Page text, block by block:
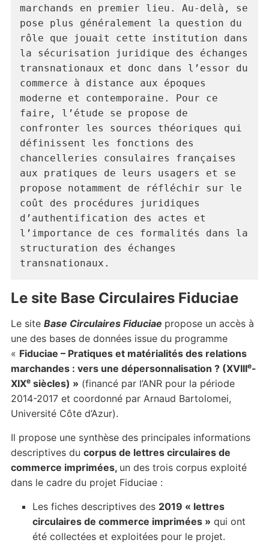
marchands en premier lieu. Au-delà, se
pose plus généralement la question du
rôle que jouait cette institution dans
la sécurisation juridique des échanges
transnationaux et donc dans l’essor du
commerce à distance aux époques
moderne et contemporaine. Pour ce
faire, l’étude se propose de
confronter les sources théoriques qui
définissent les fonctions des
chancelleries consulaires françaises
aux pratiques de leurs usagers et se
propose notamment de réfléchir sur le
coût des procédures juridiques
d’authentification des actes et
l’importance de ces formalités dans la
structuration des échanges
transnationaux.
Le site Base Circulaires Fiduciae
Le site Base Circulaires Fiduciae propose un accès à
une des bases de données issue du programme
« Fiduciae – Pratiques et matérialités des relations
marchandes : vers une dépersonnalisation ? (XVIIIe-
XIXesiècles) » (financé par l’ANR pour la période
2014-2017 et coordonné par Arnaud Bartolomei,
Université Côte d’Azur).
Il propose une synthèse des principales informations
descriptives du corpus de lettres circulaires de
commerce imprimées, un des trois corpus exploité
dans le cadre du projet Fiduciae :
Les fiches descriptives des 2019 « lettres
circulaires de commerce imprimées » qui ont
été collectées et exploitées pour le projet.